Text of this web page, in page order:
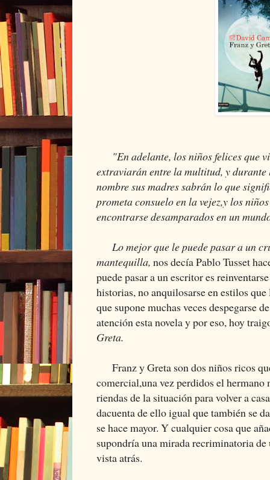
"En adelante, los niños felices que
extraviarán entre la multitud, y
nombre sus madres sabrán lo que
prometa consuelo en la vejez,y los
encontrarse desamparados en un
Lo mejor que le puede pasar a un
mantequilla, nos decía Pablo Tusset
puede pasar a un escritor es
historias, no anquilosarse en estilos
que supone muchas veces despegarse
atención esta novela y por eso, hoy
Greta.
Franz y Greta son dos niños ricos
comercial,una vez perdidos el hermano
riendas de la situación para volver a
dacuenta de ello igual que también se
se hace mayor. Y cualquier cosa que
supondría una mirada recriminatoria de
vista atrás.